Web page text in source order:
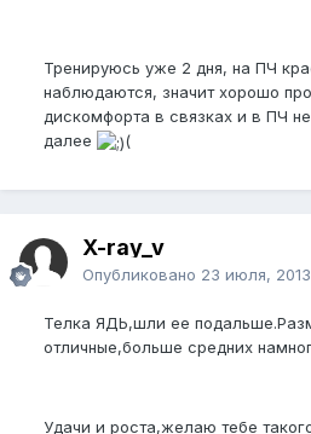
Тренируюсь уже 2 дня, на ПЧ
наблюдаются, значит хорошо
дискомфорта в связках и в ПЧ
далее
(
X-ray_v
Опубликовано 23 июля, 2013
Телка ЯДЬ,шли ее
отличные,больше средних
Удачи и роста,желаю тебе